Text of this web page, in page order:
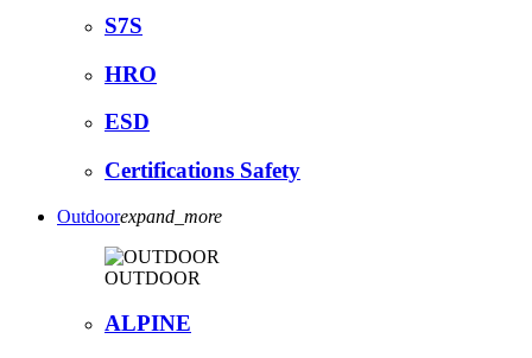
S7S
HRO
ESD
Certifications Safety
Outdoorexpand_more
OUTDOOR
ALPINE